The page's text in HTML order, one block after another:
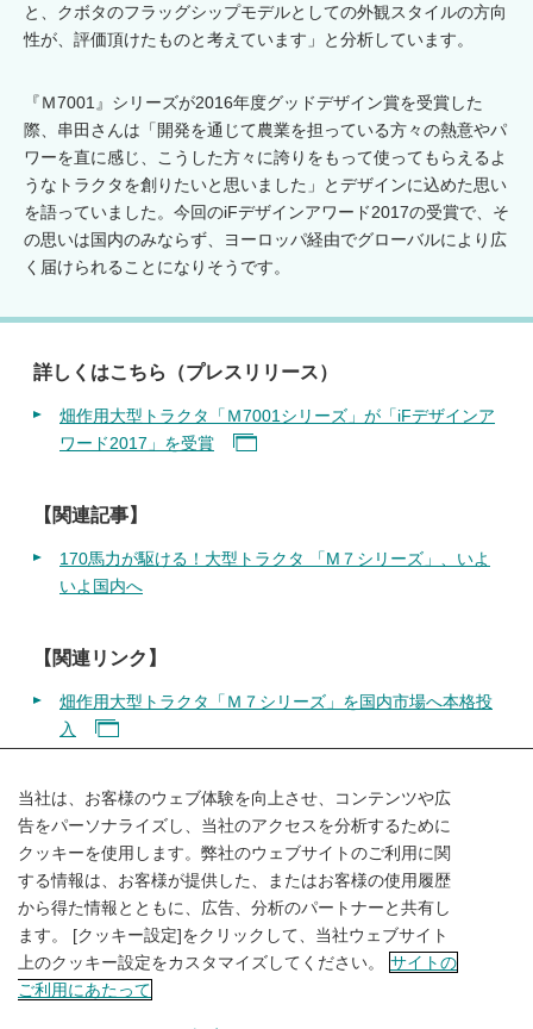
と、クボタのフラッグシップモデルとしての外観スタイルの方向
性が、評価頂けたものと考えています」と分析しています。
『Ｍ7001』シリーズが2016年度グッドデザイン賞を受賞した
際、串田さんは「開発を通じて農業を担っている方々の熱意やパ
ワーを直に感じ、こうした方々に誇りをもって使ってもらえるよ
うなトラクタを創りたいと思いました」とデザインに込めた思い
を語っていました。今回のiFデザインアワード2017の受賞で、そ
の思いは国内のみならず、ヨーロッパ経由でグローバルにより広
く届けられることになりそうです。
詳しくはこちら（プレスリリース）
畑作用大型トラクタ「Ｍ7001シリーズ」が「iFデザインア
ワード2017」を受賞
【関連記事】
170馬力が駆ける！大型トラクタ 「M７シリーズ」、いよ
いよ国内へ
【関連リンク】
畑作用大型トラクタ「Ｍ７シリーズ」を国内市場へ本格投
入
SHARE
当社は、お客様のウェブ体験を向上させ、コンテンツや広
告をパーソナライズし、当社のアクセスを分析するために
クッキーを使用します。弊社のウェブサイトのご利用に関
する情報は、お客様が提供した、またはお客様の使用履歴
から得た情報とともに、広告、分析のパートナーと共有し
ます。 [クッキー設定]をクリックして、当社ウェブサイト
上のクッキー設定をカスタマイズしてください。
サイトの
ご利用にあたって